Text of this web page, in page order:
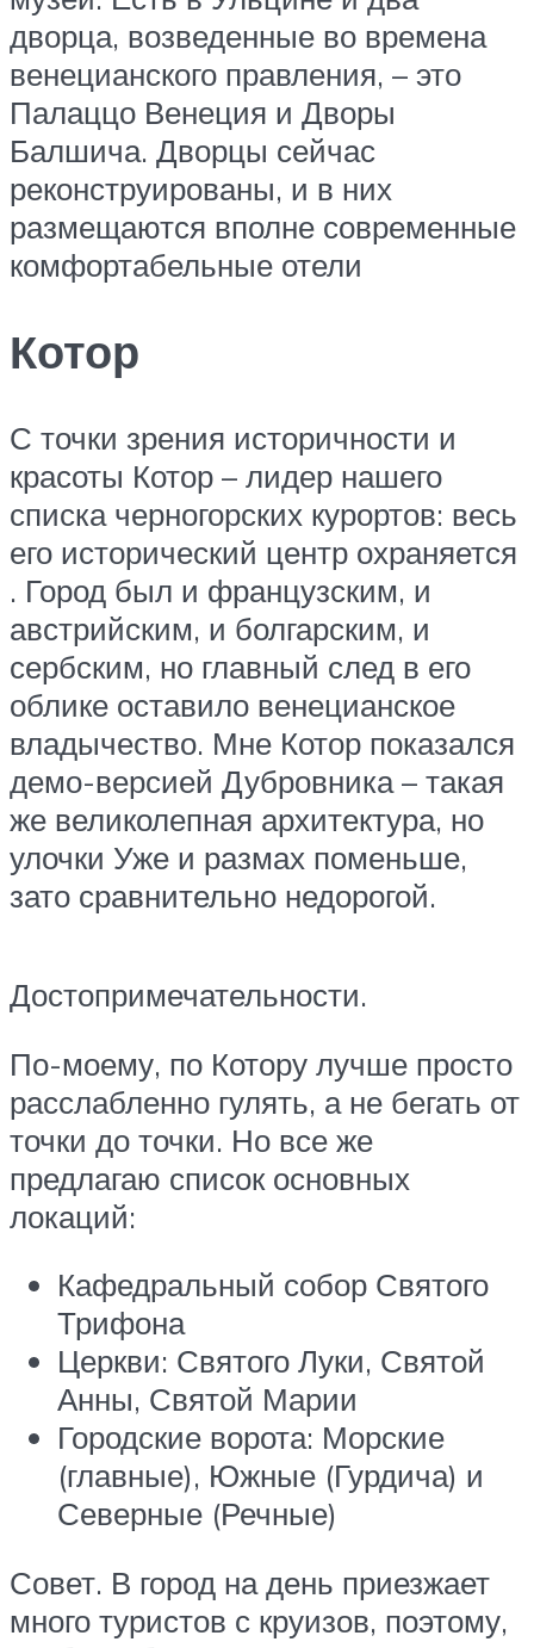
дворца, возведенные во времена
венецианского правления, – это
Палаццо Венеция и Дворы
Балшича. Дворцы сейчас
реконструированы, и в них
размещаются вполне современные
комфортабельные отели
Котор
С точки зрения историчности и
красоты Котор – лидер нашего
списка черногорских курортов: весь
его исторический центр охраняется
. Город был и французским, и
австрийским, и болгарским, и
сербским, но главный след в его
облике оставило венецианское
владычество. Мне Котор показался
демо-версией Дубровника – такая
же великолепная архитектура, но
улочки Уже и размах поменьше,
зато сравнительно недорогой.
Достопримечательности.
По-моему, по Котору лучше просто
расслабленно гулять, а не бегать от
точки до точки. Но все же
предлагаю список основных
локаций:
Кафедральный собор Святого
Трифона
Церкви: Святого Луки, Святой
Анны, Святой Марии
Городские ворота: Морские
(главные), Южные (Гурдича) и
Северные (Речные)
Совет. В город на день приезжает
много туристов с круизов, поэтому,